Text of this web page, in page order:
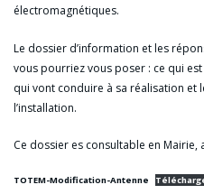
électromagnétiques.
Le dossier d’information et les
vous pourriez vous poser : ce qui
qui vont conduire à sa réalisation et
l’installation.
Ce dossier es consultable en Mairie,
TOTEM-Modification-Antenne